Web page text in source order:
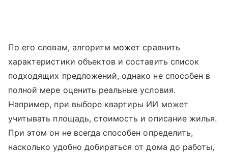
По его словам, алгоритм может сравнить
характеристики объектов и составить список
подходящих предложений, однако не способен в
полной мере оценить реальные условия.
Например, при выборе квартиры ИИ может
учитывать площадь, стоимость и описание жилья.
При этом он не всегда способен определить,
насколько удобно добираться от дома до работы,